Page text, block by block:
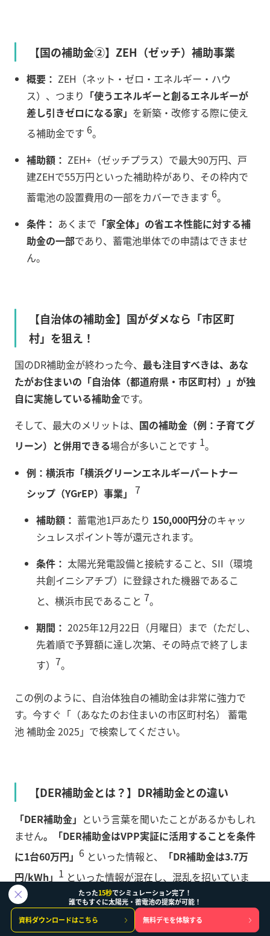
【国の補助金②】ZEH（ゼッチ）補助事業
概要： ZEH（ネット・ゼロ・エネルギー・ハウ
ス）、つまり 「使うエネルギーと創るエネルギーが
差し引きゼロになる家」 を新築・改修する際に使え
る補助金です 6。
補助額： ZEH+（ゼッチプラス）で最大90万円、戸
建ZEHで55万円といった補助枠があり、その枠内で
蓄電池の設置費用の一部をカバーできます 6。
条件： あくまで 「家全体」の省エネ性能に対する補
助金の一部であり、蓄電池単体での申請はできませ
ん。
【自治体の補助金】国がダメなら「市区町
村」を狙え！
国のDR補助金が終わった今、 最も注目すべきは、あな
たがお住まいの「自治体（都道府県・市区町村）」が独
自に実施している補助金です。
そして、最大のメリットは、 国の補助金（例：子育てグ
リーン）と併用できる場合が多いことです 1。
例：横浜市「横浜グリーンエネルギーパートナー
シップ（YGrEP）事業」 7
補助額： 蓄電池1戸あたり 150,000円分のキャッ
シュレスポイント等が還元されます。
条件： 太陽光発電設備と接続すること、SII（環境
共創イニシアチブ）に登録された機器であるこ
と、横浜市民であること 7。
期間： 2025年12月22日（月曜日）まで（ただし、
先着順で予算額に達し次第、その時点で終了しま
す） 7。
この例のように、自治体独自の補助金は非常に強力で
す。今すぐ「（あなたのお住まいの市区町村名） 蓄電
池 補助金 2025」で検索してください。
【DER補助金とは？】DR補助金との違い
「DER補助金」 という言葉を聞いたことがあるかもしれ
ません。「DER補助金はVPP実証に活用することを条件
に1台60万円」 6 といった情報と、
「DR補助金は3.7万
円/kWh」 1 といった情報が混在し、混乱を招いていま
す。
ここで専門家として整理します。
たった15秒でシミュレーション完了！
誰でもすぐに太陽光・蓄電池の提案が可能！
資料ダウンロードはこちら
無料デモを体験する